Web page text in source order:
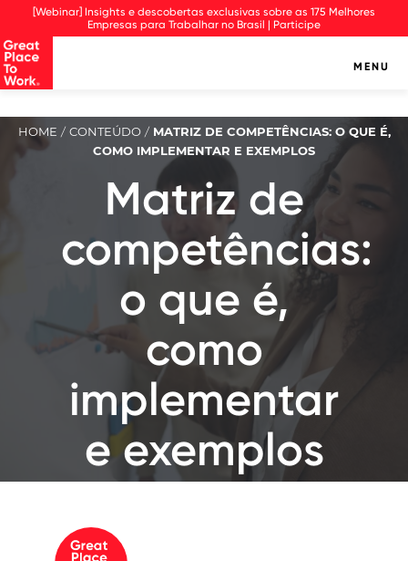
Observação:
site
inclui
um
sistema
de
assistência
[Webinar] Insights e descobertas exclusivas sobre as 175 Melhores
Empresas para Trabalhar no Brasil | Participe
MENU
HOME / CONTEÚDO/ MATRIZ DE COMPETÊNCIAS: O QUE É,
COMO IMPLEMENTAR E EXEMPLOS
Matriz de
competências:
o que é,
como
implementar
e exemplos